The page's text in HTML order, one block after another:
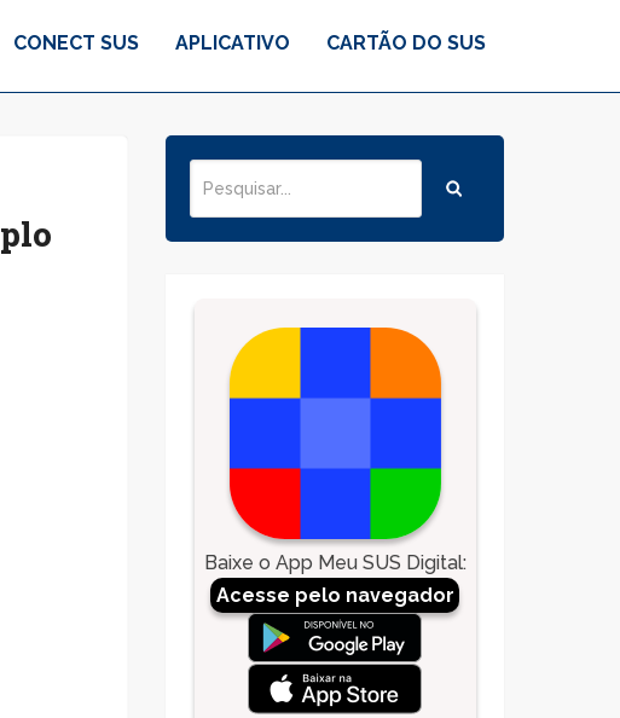
CONECT SUS APLICATIVO CARTÃO DO SUS
Baixe o App Meu SUS Digital:
Acesse pelo navegador